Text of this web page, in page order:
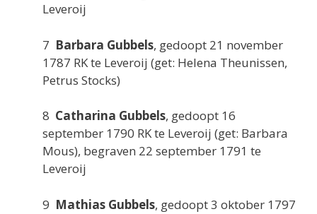
Leveroij
7 Barbara Gubbels, gedoopt 21 november
1787 RK te Leveroij (get: Helena Theunissen,
Petrus Stocks)
8 Catharina Gubbels, gedoopt 16
september 1790 RK te Leveroij (get: Barbara
Mous), begraven 22 september 1791 te
Leveroij
9 Mathias Gubbels, gedoopt 3 oktober 1797